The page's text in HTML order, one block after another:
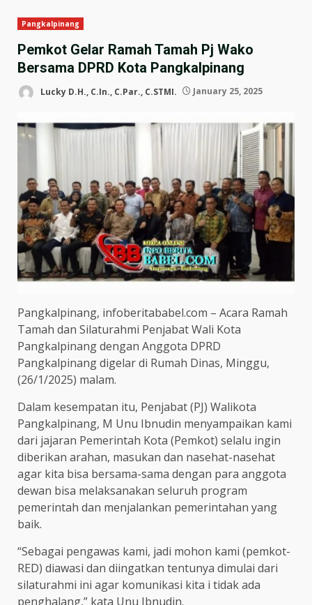
Pangkalpinang
Pemkot Gelar Ramah Tamah Pj Wako
Bersama DPRD Kota Pangkalpinang
Lucky D.H., C.In., C.Par., C.STMI. January 25, 2025
Pangkalpinang, infoberitababel.com – Acara Ramah
Tamah dan Silaturahmi Penjabat Wali Kota
Pangkalpinang dengan Anggota DPRD
Pangkalpinang digelar di Rumah Dinas, Minggu,
(26/1/2025) malam.
Dalam kesempatan itu, Penjabat (PJ) Walikota
Pangkalpinang, M Unu Ibnudin menyampaikan kami
dari jajaran Pemerintah Kota (Pemkot) selalu ingin
diberikan arahan, masukan dan nasehat-nasehat
agar kita bisa bersama-sama dengan para anggota
dewan bisa melaksanakan seluruh program
pemerintah dan menjalankan pemerintahan yang
baik.
“Sebagai pengawas kami, jadi mohon kami (pemkot-
RED) diawasi dan diingatkan tentunya dimulai dari
silaturahmi ini agar komunikasi kita i tidak ada
penghalang,” kata Unu Ibnudin.